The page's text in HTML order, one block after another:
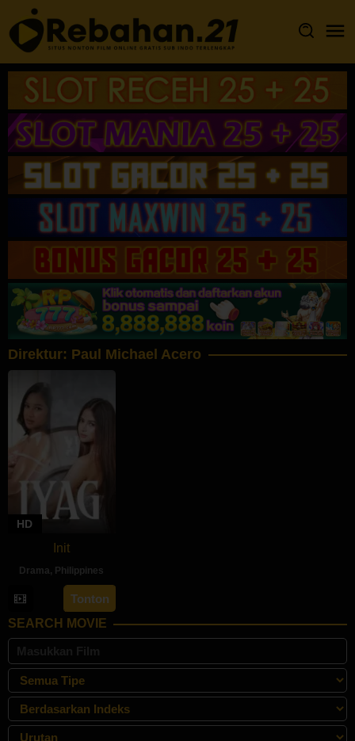
Loncat
ke
konten
Direktur: Paul Michael Acero
HD
Init
Drama, Philippines
30
Jul
2024
Paul
Michael
Acero
Tonton
SEARCH MOVIE